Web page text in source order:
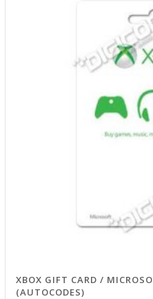
XBOX GIFT CARD /
(AUTOCODES)